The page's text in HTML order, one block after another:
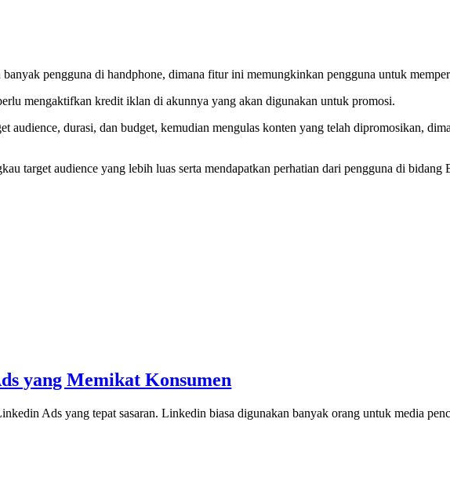
pengguna di handphone, dimana fitur ini memungkinkan pengguna untuk
mengaktifkan kredit iklan di akunnya yang akan digunakan untuk promosi.
audience, durasi, dan budget, kemudian mengulas konten yang telah dipromosikan,
target audience yang lebih luas serta mendapatkan perhatian dari pengguna di bidang
yang Memikat Konsumen
Ads yang tepat sasaran. Linkedin biasa digunakan banyak orang untuk media